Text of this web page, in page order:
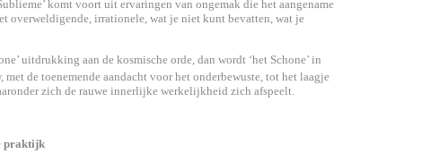
komt voort uit ervaringen van ongemak die het aangename
overweldigende, irrationele, wat je niet kunt bevatten, wat je
uitdrukking aan de kosmische orde, dan wordt ‘het Schone’ in
met de toenemende aandacht voor het onderbewuste, tot het laagje
zich de rauwe innerlijke werkelijkheid zich afspeelt.
praktijk